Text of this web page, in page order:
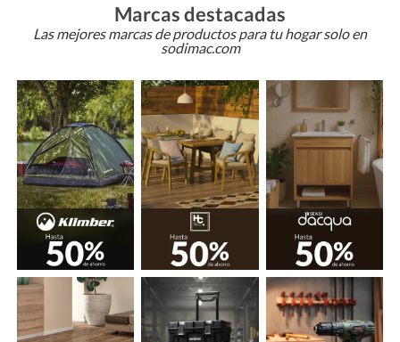
Marcas destacadas
Las mejores marcas de productos para tu hogar solo en
sodimac.com